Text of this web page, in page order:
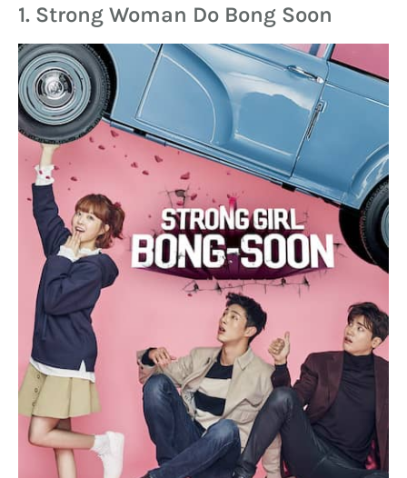
1. Strong Woman Do Bong Soon